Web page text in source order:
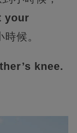
your
候。
knee.